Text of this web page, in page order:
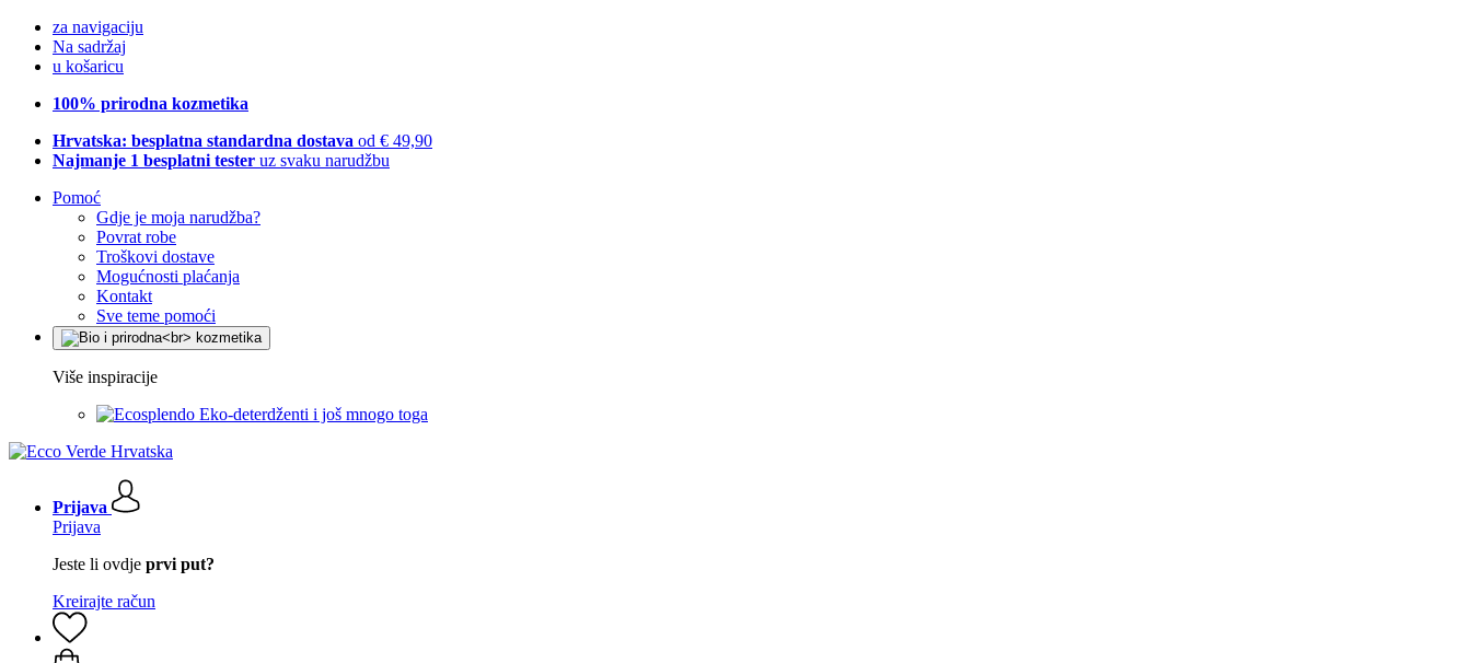
za navigaciju
Na sadržaj
u košaricu
100% prirodna kozmetika
Hrvatska: besplatna standardna dostava od € 49,90
Najmanje 1 besplatni tester uz svaku narudžbu
Pomoć
Gdje je moja narudžba?
Povrat robe
Troškovi dostave
Mogućnosti plaćanja
Kontakt
Sve teme pomoći
Više inspiracije
Eko-deterdženti i još mnogo toga
Prijava
Prijava
Jeste li ovdje prvi put?
Kreirajte račun